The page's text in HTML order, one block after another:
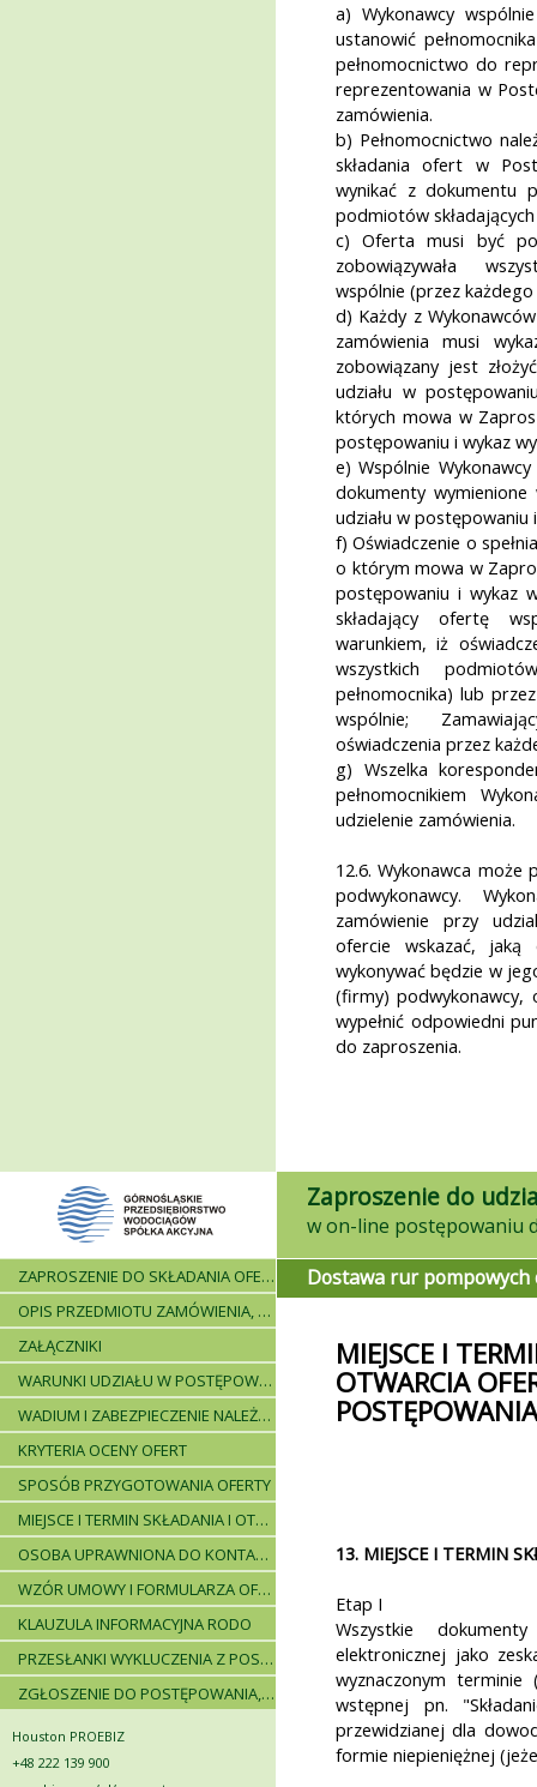
a) Wykonawcy
ustanowić
pełnomocnictwo do
reprezentowania w
zamówienia.
b) Pełnomocnictwo
składania ofert w
wynikać z dokumentu
podmiotów
c) Oferta musi być
zobowiązywała
wspólnie (przez
d) Każdy z
zamówienia musi
zobowiązany jest
udziału w
których mowa w
postępowaniu i wykaz
e) Wspólnie
dokumenty
udziału w
f) Oświadczenie o
o którym mowa w
postępowaniu i wykaz
składający ofertę
warunkiem, iż
wszystkich
pełnomocnika) lub
wspólnie;
oświadczenia przez
g) Wszelka
pełnomocnikiem
udzielenie zamówienia.
12.6. Wykonawca może
podwykonawcy.
zamówienie przy
ofercie wskazać, jaką
wykonywać będzie w
(firmy) podwykonawcy,
wypełnić odpowiedni
do zaproszenia.
Zaproszenie do
ZAPROSZENIE DO SKŁADANIA OFERT - INFORMACJE OGÓLNE
OPIS PRZEDMIOTU ZAMÓWIENIA, WARUNKI DOSTAWY, WARUNKI PŁATNICZE
ZAŁĄCZNIKI
WARUNKI UDZIAŁU W POSTĘPOWANIU I WYKAZ WYMAGANYCH DOKUMENTÓW
WADIUM I ZABEZPIECZENIE NALEŻYTEGO WYKONANIA UMOWY
KRYTERIA OCENY OFERT
SPOSÓB PRZYGOTOWANIA OFERTY
MIEJSCE I TERMIN SKŁADANIA I OTWARCIA OFERT - PRZEBIEG POSTĘPOWANIA
OSOBA UPRAWNIONA DO KONTAKTÓW
WZÓR UMOWY I FORMULARZA OFERTOWEGO
KLAUZULA INFORMACYJNA RODO
PRZESŁANKI WYKLUCZENIA Z POSTĘPOWANIA
ZGŁOSZENIE DO POSTĘPOWANIA, ZASADY I INSTRUKCJE
Houston PROEBIZ
+48 222 139 900
Dostawa rur pompowych
MIEJSCE I
OTWARCIA
POSTĘPOWANIA
13. MIEJSCE I TERMIN
Etap I
Wszystkie
elektronicznej jako
wyznaczonym
wstępnej pn.
przewidzianej dla
formie niepieniężnej